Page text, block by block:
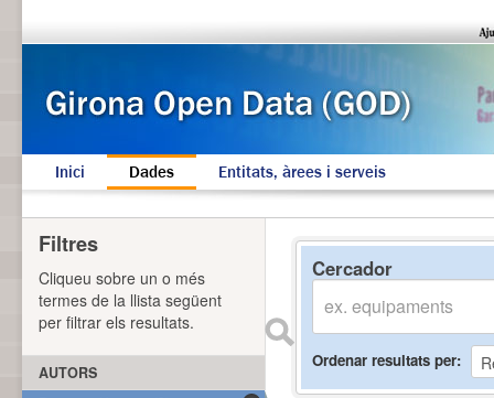
Inici Dades Entitats, àrees i serveis
Cercador
Ordenar resultats per
Filtres
Cliqueu sobre un o més
termes de la llista següent
per filtrar els resultats.
AUTORS